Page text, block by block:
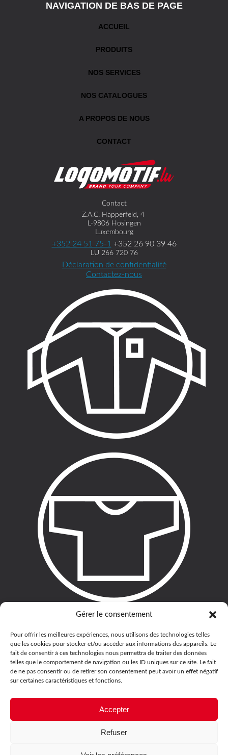
Gérer le consentement
Pour offrir les meilleures expériences, nous utilisons des technologies telles
que les cookies pour stocker et/ou accéder aux informations des appareils. Le
fait de consentir à ces technologies nous permettra de traiter des données
telles que le comportement de navigation ou les ID uniques sur ce site. Le fait
de ne pas consentir ou de retirer son consentement peut avoir un effet négatif
sur certaines caractéristiques et fonctions.
Accepter
Refuser
NAVIGATION DE BAS DE PAGE
ACCUEIL
PRODUITS
NOS SERVICES
NOS CATALOGUES
A PROPOS DE NOUS
CONTACT
Contact
Z.A.C. Happerfeld, 4
L-9806 Hosingen
Luxembourg
+352 24 51 75-1 +352 26 90 39 46
LU 266 720 76
Déclaration de confidentialité
Contactez-nous